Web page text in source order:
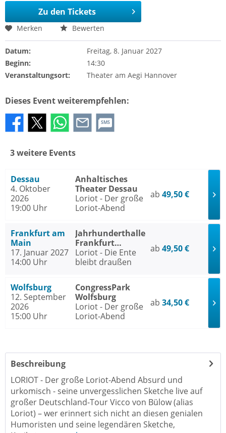
Zu den Tickets
Merken Bewerten
Datum:
Freitag, 8. Januar 2027
Beginn:
14:30
Veranstaltungsort:
Theater am Aegi Hannover
Dieses Event weiterempfehlen:
SMS
3 weitere Events
Dessau
4. Oktober
2026
19:00 Uhr
Anhaltisches
Theater Dessau
Loriot - Der große
Loriot-Abend
ab 49,50 €
Frankfurt am
Main
17. Januar 2027
14:00 Uhr
Jahrhunderthalle
Frankfurt
Frankfurt am
Main
Loriot - Die Ente
bleibt draußen
ab 49,50 €
Wolfsburg
12. September
2026
15:00 Uhr
CongressPark
Wolfsburg
Loriot - Der große
Loriot-Abend
ab 34,50 €
Beschreibung
LORIOT - Der große Loriot-Abend Absurd und
urkomisch - seine unvergesslichen Sketche live auf
großer Deutschland-Tour Vicco von Bülow (alias
Loriot) – wer erinnert sich nicht an diesen genialen
Humoristen und seine legendären Sketche,